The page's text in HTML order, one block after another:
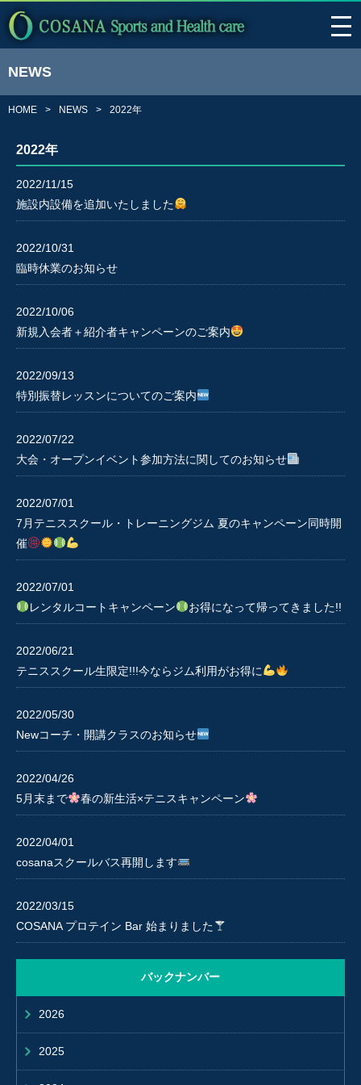
NEWS
HOME NEWS 2022年
2022年
2022/11/15
施設内設備を追加いたしました
2022/10/31
臨時休業のお知らせ
2022/10/06
新規入会者＋紹介者キャンペーンのご案内
2022/09/13
特別振替レッスンについてのご案内
2022/07/22
大会・オープンイベント参加方法に関してのお知らせ
2022/07/01
7月テニススクール・トレーニングジム 夏のキャンペーン同時開
催
2022/07/01
レンタルコートキャンペーン
お得になって帰ってきました!!
2022/06/21
テニススクール生限定!!!今ならジム利用がお得に
2022/05/30
Newコーチ・開講クラスのお知らせ
2022/04/26
5月末まで
春の新生活×テニスキャンペーン
2022/04/01
cosanaスクールバス再開します
2022/03/15
COSANA プロテイン Bar 始まりました
バックナンバー
2026
2025